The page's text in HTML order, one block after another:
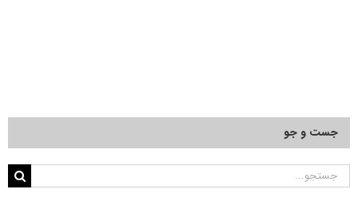
جست و جو
جستجو